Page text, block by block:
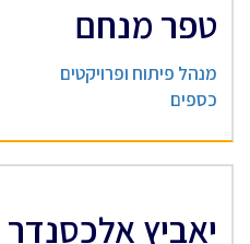
טפר מנחם
מנהל פיתוח ופרויקטים
כספים
יאביץ אלכסנדר